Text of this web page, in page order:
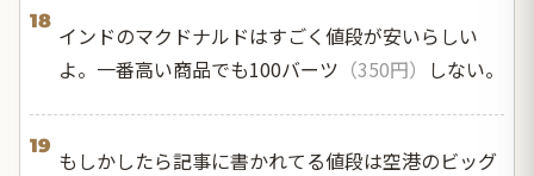
18
インドのマクドナルドはすごく値段が安いらしい
よ。一番高い商品でも100バーツ （350円） しない。
19
もしかしたら記事に書かれてる値段は空港のビッグ